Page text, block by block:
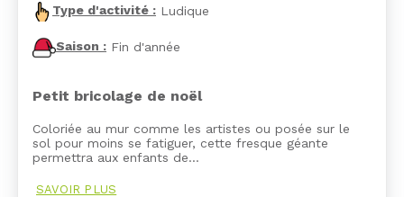
Type d'activité : Ludique
Saison : Fin d'année
Petit bricolage de noël
Coloriée au mur comme les artistes ou posée sur le
sol pour moins se fatiguer, cette fresque géante
permettra aux enfants de…
SAVOIR PLUS